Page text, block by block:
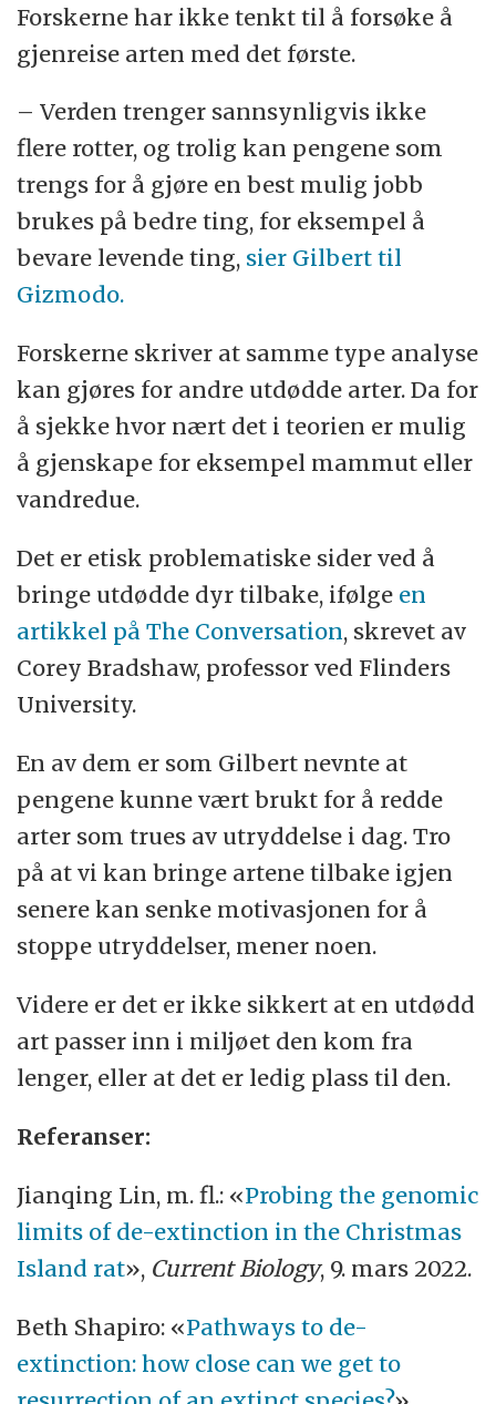
Forskerne har ikke tenkt til å forsøke å
gjenreise arten med det første.
– Verden trenger sannsynligvis ikke
flere rotter, og trolig kan pengene som
trengs for å gjøre en best mulig jobb
brukes på bedre ting, for eksempel å
bevare levende ting, sier Gilbert til
Gizmodo.
Forskerne skriver at samme type analyse
kan gjøres for andre utdødde arter. Da for
å sjekke hvor nært det i teorien er mulig
å gjenskape for eksempel mammut eller
vandredue.
Det er etisk problematiske sider ved å
bringe utdødde dyr tilbake, ifølge en
artikkel på The Conversation, skrevet av
Corey Bradshaw, professor ved Flinders
University.
En av dem er som Gilbert nevnte at
pengene kunne vært brukt for å redde
arter som trues av utryddelse i dag. Tro
på at vi kan bringe artene tilbake igjen
senere kan senke motivasjonen for å
stoppe utryddelser, mener noen.
Videre er det er ikke sikkert at en utdødd
art passer inn i miljøet den kom fra
lenger, eller at det er ledig plass til den.
Referanser:
Jianqing Lin, m. fl.: «Probing the genomic
limits of de-extinction in the Christmas
Island rat», Current Biology, 9. mars 2022.
Beth Shapiro: «Pathways to de-
extinction: how close can we get to